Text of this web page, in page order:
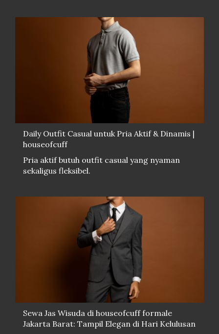
Daily Outfit Casual untuk Pria Aktif & Dinamis |
houseofcuff
Pria aktif butuh outfit casual yang nyaman
sekaligus fleksibel.
Sewa Jas Wisuda di houseofcuff formale
Jakarta Barat: Tampil Elegan di Hari Kelulusan